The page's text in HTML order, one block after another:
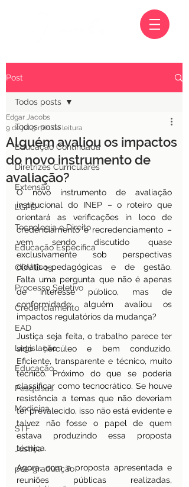
Post
Todos posts
Educação Continuada
Diretrizes Curriculares
Extensão
LGPD
Tecnologia e Direito
Educação Específica
COVID-19
Processo Seletivo
Credenciamento
EAD
Legislação
Educação
Pesquisas
Medicina
STF
Justiça
pos-graduação
Todos posts
Alguém avaliou os impactos
do novo instrumento de
avaliação?
Edgar Jacobs
9 de jul.5 min de leitura
O novo instrumento de avaliação
institucional do INEP – o roteiro que
orientará as verificações in loco de
credenciamento e recredenciamento –
vem sendo discutido quase
exclusivamente sob perspectivas
didático-pedagógicas e de gestão.
Falta uma pergunta que não é apenas
de interesse público, mas de
conformidade: alguém avaliou os
impactos regulatórios da mudança?
Justiça seja feita, o trabalho parece ter
sido hercúleo e bem conduzido.
Eficiente, transparente e técnico, muito
técnico. Próximo do que se poderia
classificar como tecnocrático. Se houve
resistência a temas que não deveriam
ter prevalecido, isso não está evidente e
talvez não fosse o papel de quem
estava produzindo essa proposta
técnica.
Agora, com a proposta apresentada e
reuniões públicas realizadas,